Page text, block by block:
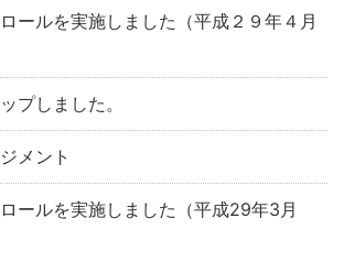
ールを実施しました（平成２９年４月
プしました。
メント
ールを実施しました（平成29年3月